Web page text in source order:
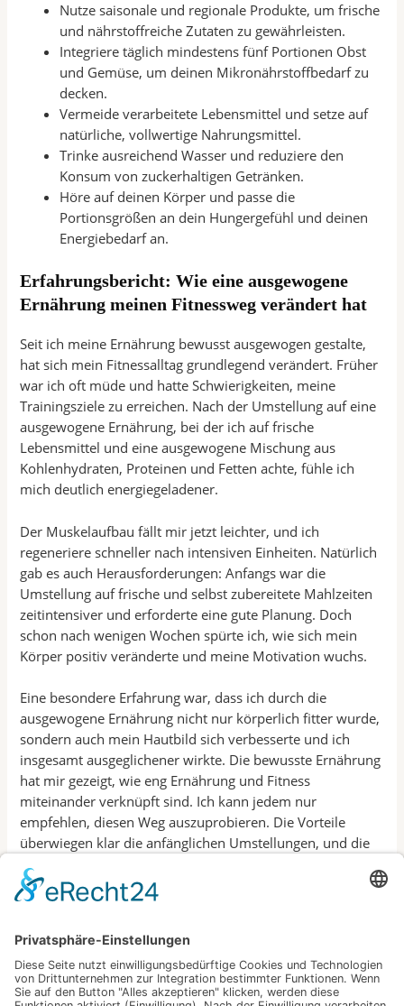
Nutze saisonale und regionale Produkte, um frische
und nährstoffreiche Zutaten zu gewährleisten.
Integriere täglich mindestens fünf Portionen Obst
und Gemüse, um deinen Mikronährstoffbedarf zu
decken.
Vermeide verarbeitete Lebensmittel und setze auf
natürliche, vollwertige Nahrungsmittel.
Trinke ausreichend Wasser und reduziere den
Konsum von zuckerhaltigen Getränken.
Höre auf deinen Körper und passe die
Portionsgrößen an dein Hungergefühl und deinen
Energiebedarf an.
Erfahrungsbericht: Wie eine ausgewogene
Ernährung meinen Fitnessweg verändert hat
Seit ich meine Ernährung bewusst ausgewogen gestalte,
hat sich mein Fitnessalltag grundlegend verändert. Früher
war ich oft müde und hatte Schwierigkeiten, meine
Trainingsziele zu erreichen. Nach der Umstellung auf eine
ausgewogene Ernährung, bei der ich auf frische
Lebensmittel und eine ausgewogene Mischung aus
Kohlenhydraten, Proteinen und Fetten achte, fühle ich
mich deutlich energiegeladener.
Der Muskelaufbau fällt mir jetzt leichter, und ich
regeneriere schneller nach intensiven Einheiten. Natürlich
gab es auch Herausforderungen: Anfangs war die
Umstellung auf frische und selbst zubereitete Mahlzeiten
zeitintensiver und erforderte eine gute Planung. Doch
schon nach wenigen Wochen spürte ich, wie sich mein
Körper positiv veränderte und meine Motivation wuchs.
Eine besondere Erfahrung war, dass ich durch die
ausgewogene Ernährung nicht nur körperlich fitter wurde,
sondern auch mein Hautbild sich verbesserte und ich
insgesamt ausgeglichener wirkte. Die bewusste Ernährung
hat mir gezeigt, wie eng Ernährung und Fitness
miteinander verknüpft sind. Ich kann jedem nur
empfehlen, diesen Weg auszuprobieren. Die Vorteile
überwiegen klar die anfänglichen Umstellungen, und die
Hinweis: Bilder wurden mithilfe künstlicher
←Vorheriger Beitrag Nächster Beitrag